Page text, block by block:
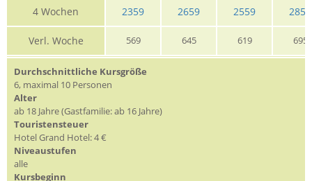
4 Wochen 2359 2659 2559 2859
Verl. Woche 569 645 619 695
Durchschnittliche Kursgröße
6, maximal 10 Personen
Alter
ab 18 Jahre (Gastfamilie: ab 16 Jahre)
Touristensteuer
Hotel Grand Hotel: 4 €
Niveaustufen
alle
Kursbeginn